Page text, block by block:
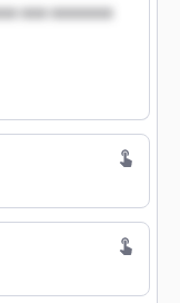
xxx xxxxxxx